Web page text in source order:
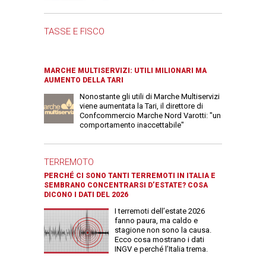
TASSE E FISCO
MARCHE MULTISERVIZI: UTILI MILIONARI MA
AUMENTO DELLA TARI
Nonostante gli utili di Marche Multiservizi
viene aumentata la Tari, il direttore di
Confcommercio Marche Nord Varotti: "un
comportamento inaccettabile"
TERREMOTO
PERCHÉ CI SONO TANTI TERREMOTI IN ITALIA E
SEMBRANO CONCENTRARSI D’ESTATE? COSA
DICONO I DATI DEL 2026
I terremoti dell’estate 2026
fanno paura, ma caldo e
stagione non sono la causa.
Ecco cosa mostrano i dati
INGV e perché l’Italia trema.